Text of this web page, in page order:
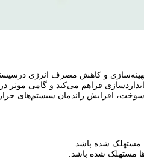
و کاهش مصرف انرژی
فراهم می‌کند و گامی
افزایش راندمان سیستم‌های
مستهلک شده باشد.
مستهلک شده باشد.